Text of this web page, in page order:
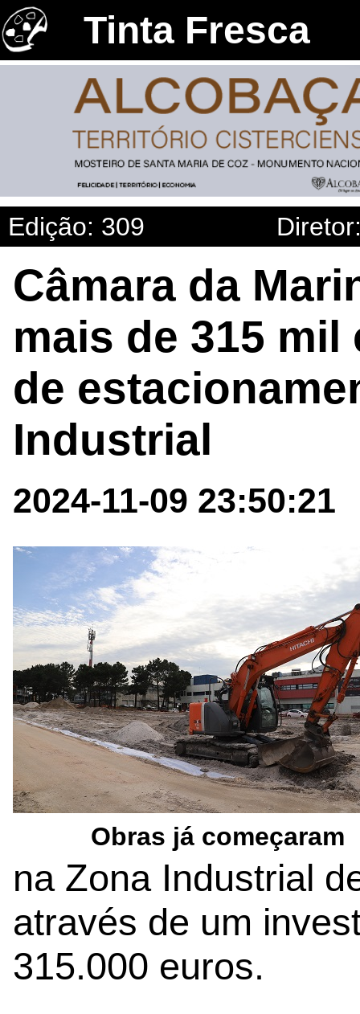
Tinta Fresca
Edição: 309
Câmara da
mais de 315
de
Industrial
2024-11-09 23:50:21
Obras já começaram
na Zona Industrial
através de um
315.000 euros.